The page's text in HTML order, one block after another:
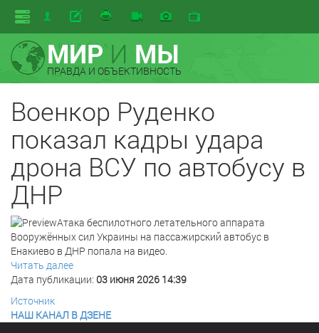
МИРИ МЫ
ПРАВДА И ОБЪЕКТИВНОСТЬ
Военкор Руденко
показал кадры удара
дрона ВСУ по автобусу в
ДНР
Атака беспилотного летательного аппарата
Вооружённых сил Украины на пассажирский автобус в
Енакиево в ДНР попала на видео.
Читать далее
Дата публикации: 03 июня 2026 14:39
Источник
НАШ КАНАЛ В ДЗЕНЕ